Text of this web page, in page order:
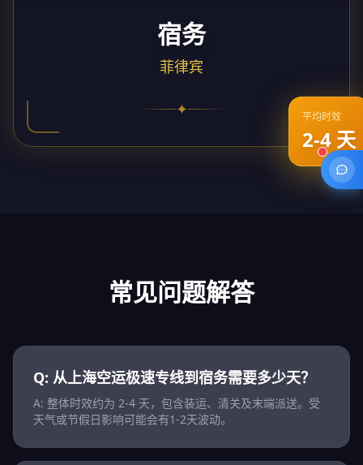
宿务
菲律宾
✦ 平均时效
2-4 天
常见问题解答
Q: 从上海空运极速专线到宿务需要多少天？
A: 整体时效约为 2-4 天，包含装运、清关及末端派送。受
天气或节假日影响可能会有1-2天波动。